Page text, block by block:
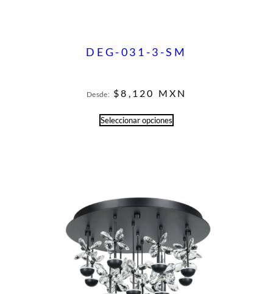
DEG-031-3-SM
Desde: $8,120 MXN
Seleccionar opciones